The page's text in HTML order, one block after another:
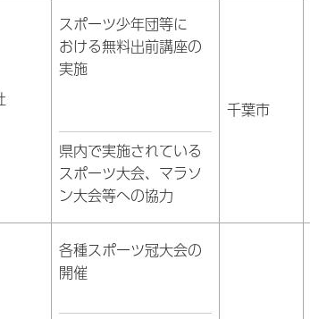
スポーツ少年団等に
おける無料出前講座の
実施
県内で実施されている
スポーツ大会、マラソ
ン大会等への協力
千葉市
各種スポーツ冠大会の
開催